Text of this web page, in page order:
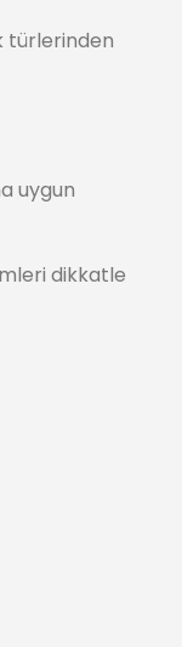
türlerinden
uygun
dikkatle